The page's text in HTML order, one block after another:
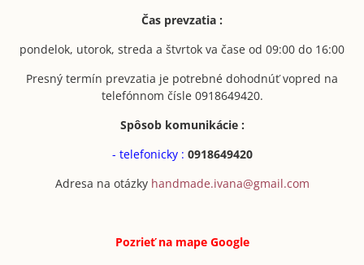
Čas prevzatia :
pondelok, utorok, streda a štvrtok va čase od 09:00 do 16:00
Presný termín prevzatia je potrebné dohodnúť vopred na
telefónnom čísle 0918649420.
Spôsob komunikácie :
- telefonicky : 0918649420
Adresa na otázky handmade.ivana@gmail.com
Pozrieť na mapeGoogle